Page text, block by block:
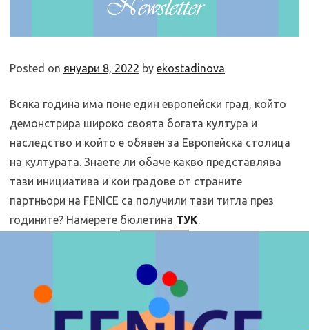
Posted on януари 8, 2022 by ekostadinova
Всяка година има поне един европейски град, който
демонстрира широко своята богата култура и
наследство и който е обявен за Европейска столица
на културата. Знаете ли обаче какво представлява
тази инициатива и кои градове от страните
партньори на FENICE са получили тази титла през
годините? Намерете бюлетина ТУК.